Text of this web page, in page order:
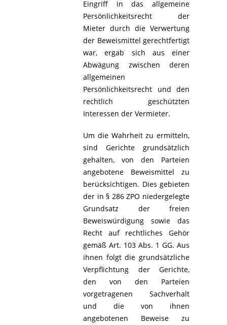
Eingriff in das allgemeine
Persönlichkeitsrecht der
Mieter durch die Verwertung
der Beweismittel gerechtfertigt
war, ergab sich aus einer
Abwägung zwischen deren
allgemeinen
Persönlichkeitsrecht und den
rechtlich geschützten
Interessen der Vermieter.
Um die Wahrheit zu ermitteln,
sind Gerichte grundsätzlich
gehalten, von den Parteien
angebotene Beweismittel zu
berücksichtigen. Dies gebieten
der in § 286 ZPO niedergelegte
Grundsatz der freien
Beweiswürdigung sowie das
Recht auf rechtliches Gehör
gemäß Art. 103 Abs. 1 GG. Aus
ihnen folgt die grundsätzliche
Verpflichtung der Gerichte,
den von den Parteien
vorgetragenen Sachverhalt
und die von ihnen
angebotenen Beweise zu